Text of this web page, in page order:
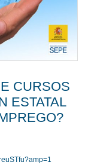
CURSOS
ESTATAL